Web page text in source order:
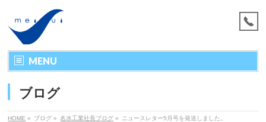
MENU
ブログ
HOME » ブログ » 名水工業社長ブログ » ニュースレター5月号を発送しました。